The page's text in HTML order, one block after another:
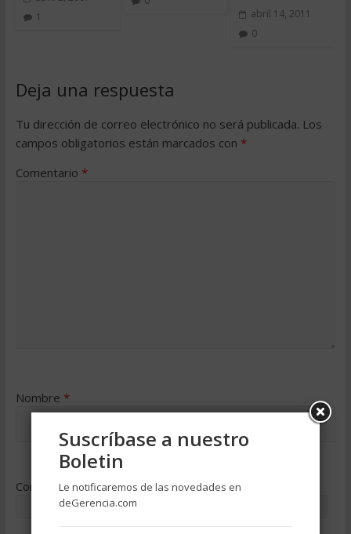
1
abril 14, 2011
0
Deja una respuesta
Tu dirección de correo electrónico no será publicada. Los
campos obligatorios están marcados con *
Comentario *
Nombre *
Correo electrónico*
Suscríbase a nuestro
Boletin
Le notificaremos de las novedades en
deGerencia.com